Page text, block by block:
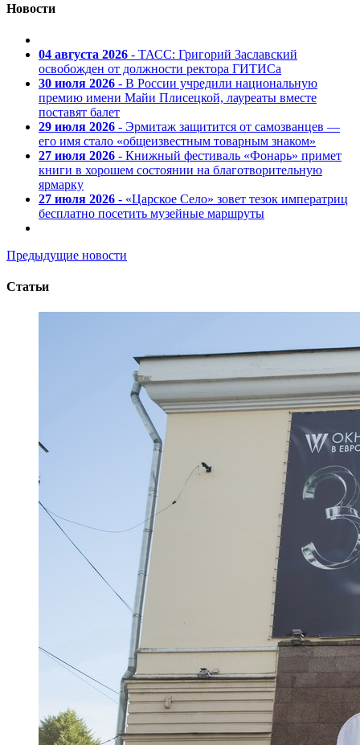
Новости
04 августа 2026 - ТАСС: Григорий Заславский
освобожден от должности ректора ГИТИСа
30 июля 2026 - В России учредили национальную
премию имени Майи Плисецкой, лауреаты вместе
поставят балет
29 июля 2026 - Эрмитаж защитится от самозванцев —
его имя стало «общеизвестным товарным знаком»
27 июля 2026 - Книжный фестиваль «Фонарь» примет
книги в хорошем состоянии на благотворительную
ярмарку
27 июля 2026 - «Царское Село» зовет тезок императриц
бесплатно посетить музейные маршруты
Предыдущие новости
Статьи